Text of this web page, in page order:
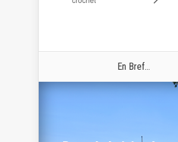
En Bref...